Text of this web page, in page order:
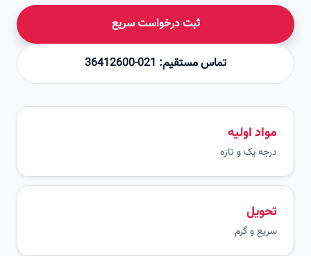
ثبت درخواست سریع
تماس مستقیم: 021-36412600
مواد اولیه
درجه یک و تازه
سریع و گرم